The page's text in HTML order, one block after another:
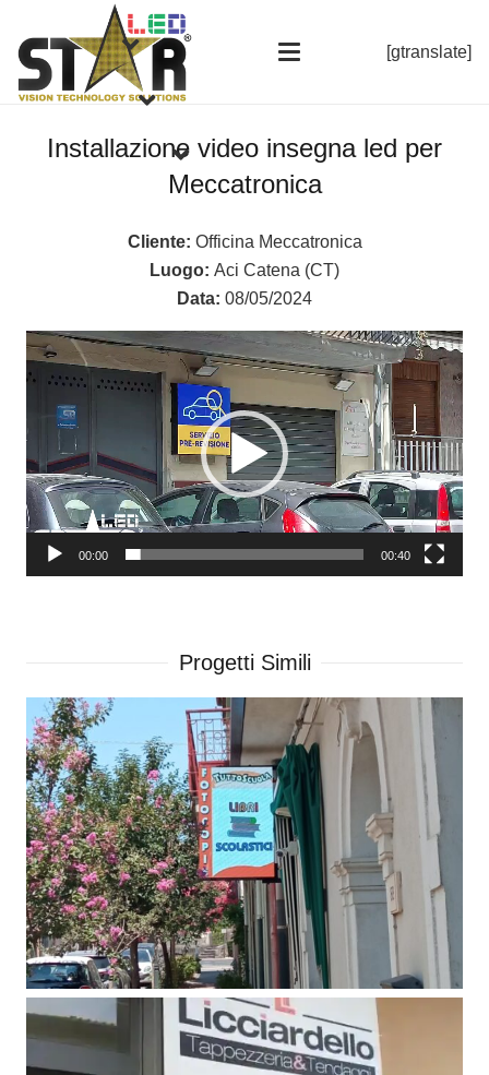
[gtranslate]
Installazione video insegna led per
Meccatronica
Cliente: Officina Meccatronica
Luogo: Aci Catena (CT)
Data: 08/05/2024
Video
Player
00:00 00:40
Progetti Simili
Tutto Scuola -Linguaglossa (CT)
Video Insegne